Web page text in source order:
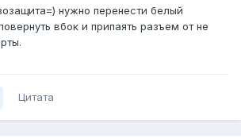
нужно перенести белый
вбок и припаять разъем от не
Цитата